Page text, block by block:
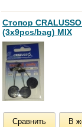
Cтопор
(3x9pcs/bag) MIX
Сравнить В